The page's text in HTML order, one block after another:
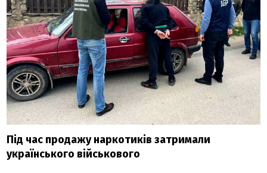
Під час продажу наркотиків затримали
українського військового